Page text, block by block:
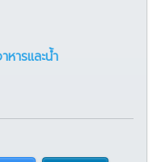
ารและน้ำ